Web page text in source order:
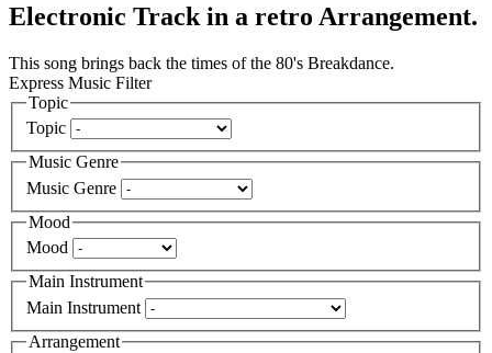
Electronic Track in a retro Arrangement.
This song brings back the times of the 80's Breakdance.
Express Music Filter
Topic
Topic
Music Genre
Music Genre
Mood
Mood
Main Instrument
Main Instrument
Arrangement